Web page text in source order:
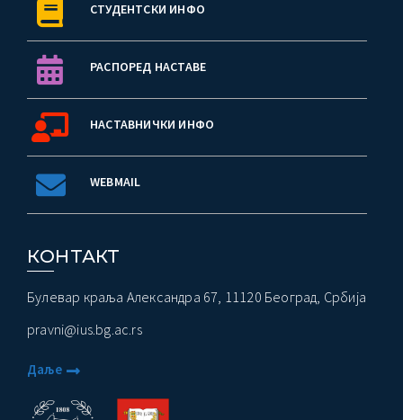
СТУДЕНТСКИ ИНФО
РАСПОРЕД НАСТАВЕ
НАСТАВНИЧКИ ИНФО
WEBMAIL
КОНТАКТ
Булевар краља Александра 67, 11120 Београд, Србија
pravni@ius.bg.ac.rs
Даље